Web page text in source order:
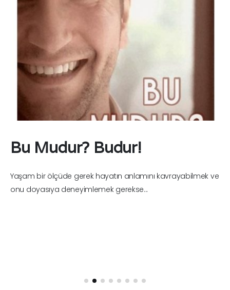
Bu Mudur? Budur!
Yaşam bir ölçüde gerek hayatın anlamını kavrayabilmek ve
onu doyasıya deneyimlemek gerekse...